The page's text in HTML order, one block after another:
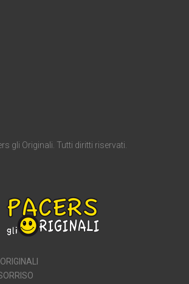
gli Originali. Tutti diritti riservati.